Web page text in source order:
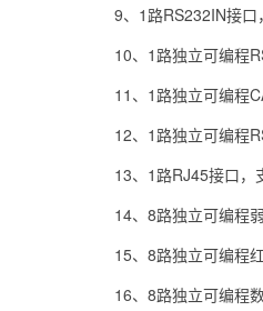
9、1路RS232IN接口
10、1路独立可编程
11、1路独立可编程
12、1路独立可编程
13、1路RJ45接口，
14、8路独立可编程
15、8路独立可编程
16、8路独立可编程